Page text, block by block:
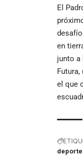
El
en
junto a
el que